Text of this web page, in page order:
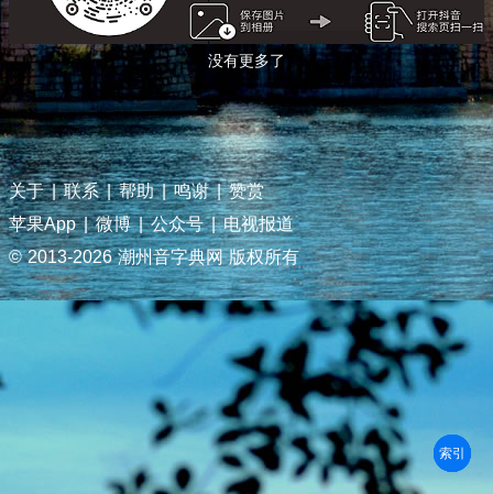
没有更多了
关于 | 联系 | 帮助 | 鸣谢 | 赞赏
苹果App | 微博 | 公众号 | 电视报道
© 2013-2026 潮州音字典网 版权所有
部首
笔划
拼音
潮拼